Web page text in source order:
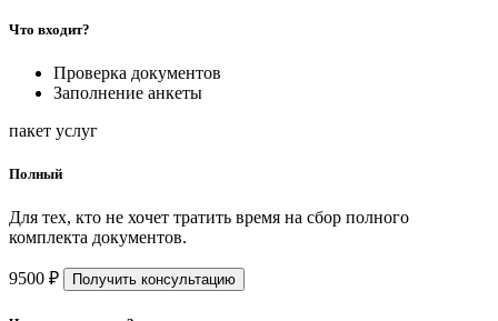
Что входит?
Проверка документов
Заполнение анкеты
пакет услуг
Полный
Для тех, кто не хочет тратить время на сбор полного
комплекта документов.
9500 ₽ Получить консультацию